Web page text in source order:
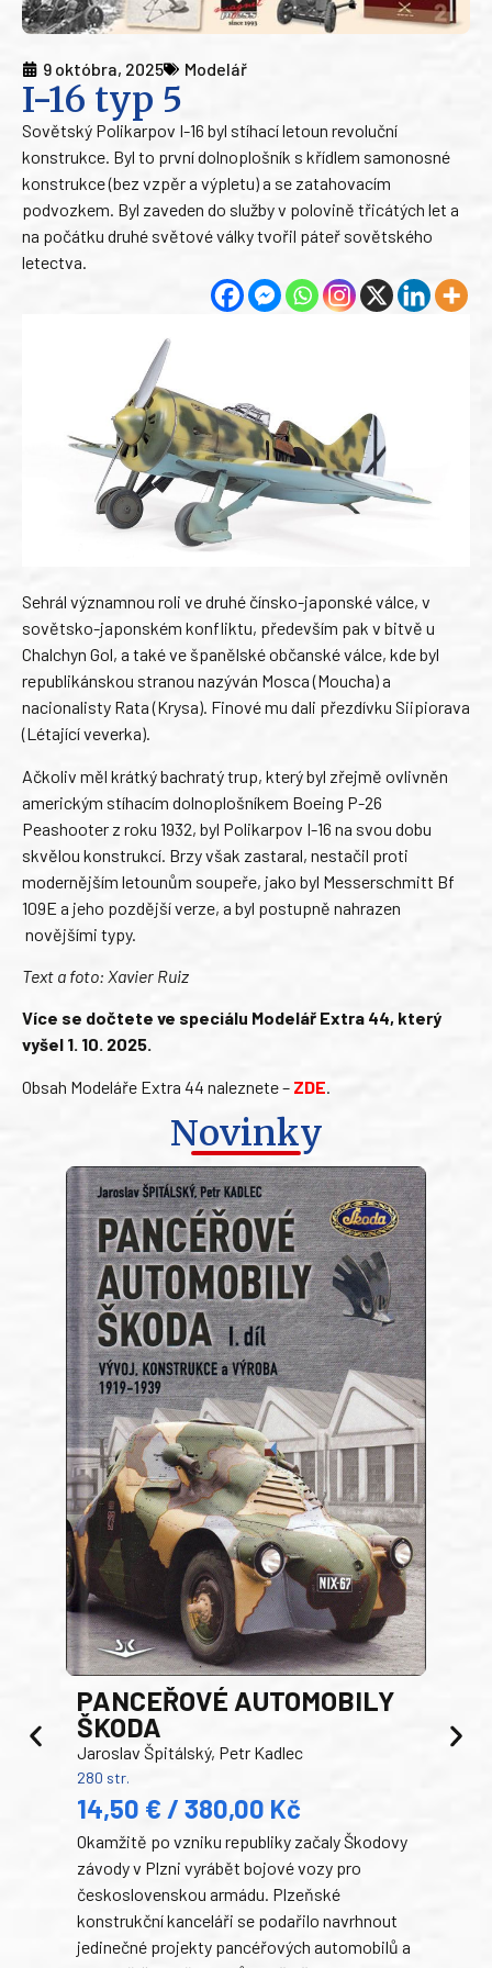
9 októbra, 2025 Modelář
I-16 typ 5
Sovětský Polikarpov I-16 byl stíhací letoun revoluční
konstrukce. Byl to první dolnoplošník s křídlem samonosné
konstrukce (bez vzpěr a výpletu) a se zatahovacím
podvozkem. Byl zaveden do služby v polovině třicátých let a
na počátku druhé světové války tvořil páteř sovětského
letectva.
Sehrál významnou roli ve druhé čínsko-japonské válce, v
sovětsko-japonském konfliktu, především pak v bitvě u
Chalchyn Gol, a také ve španělské občanské válce, kde byl
republikánskou stranou nazýván Mosca (Moucha) a
nacionalisty Rata (Krysa). Finové mu dali přezdívku Siipiorava
(Létající veverka).
Ačkoliv měl krátký bachratý trup, který byl zřejmě ovlivněn
americkým stíhacím dolnoplošníkem Boeing P-26
Peashooter z roku 1932, byl Polikarpov I-16 na svou dobu
skvělou konstrukcí. Brzy však zastaral, nestačil proti
modernějším letounům soupeře, jako byl Messerschmitt Bf
109E a jeho pozdější verze, a byl postupně nahrazen
novějšími typy.
Text a foto: Xavier Ruiz
Více se dočtete ve speciálu Modelář Extra 44, který
vyšel 1. 10. 2025.
Obsah Modeláře Extra 44 naleznete – ZDE
Novinky
PANCEŘOVÉ AUTOMOBILY
ŠKODA
Jaroslav Špitálský, Petr Kadlec
280 str.
14,50 € / 380,00 Kč
Okamžitě po vzniku republiky začaly Škodovy
závody v Plzni vyrábět bojové vozy pro
československou armádu. Plzeňské
konstrukční kanceláři se podařilo navrhnout
jedinečné projekty pancéřových automobilů a